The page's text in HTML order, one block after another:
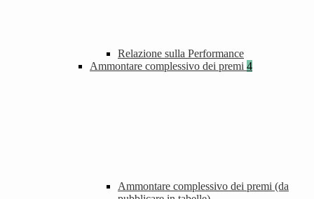
Relazione sulla Performance
Ammontare complessivo dei premi 4
Ammontare complessivo dei premi (da